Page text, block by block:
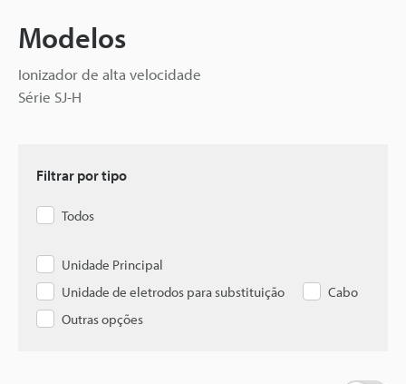
Modelos
Ionizador de alta velocidade
Série SJ-H
Filtrar por tipo
Todos
Unidade Principal
Unidade de eletrodos para substituição
Cabo
Outras opções